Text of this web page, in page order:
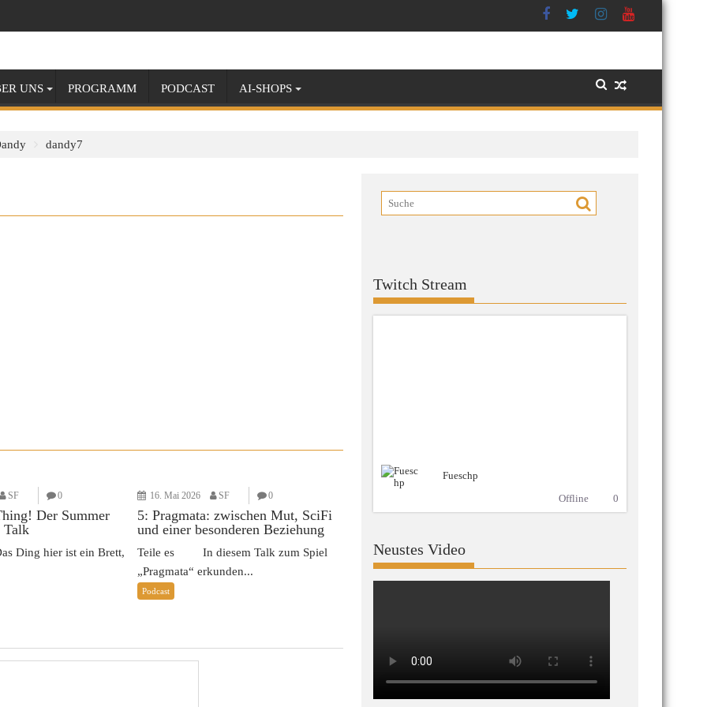
UNS PROGRAMM PODCAST AI-SHOPS
dandy7
SF 0
Der Summer
Talk
hier ist ein Brett,
16. Mai 2026 SF 0
5: Pragmata: zwischen Mut, SciFi
und einer besonderen Beziehung
Teile es In diesem Talk zum Spiel
„Pragmata“ erkunden...
Podcast
Twitch Stream
Fueschp
Offline
0
Neustes Video